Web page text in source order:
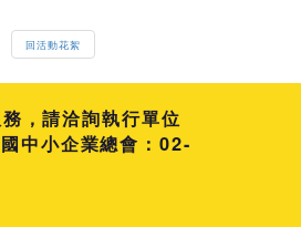
回活動花絮
，請洽詢執行單位
中小企業總會：02-